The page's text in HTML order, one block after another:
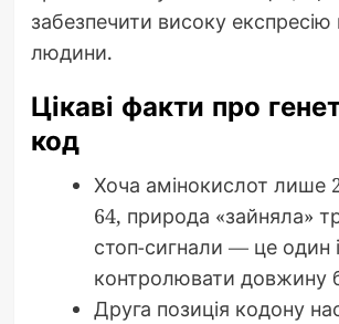
забезпечити високу експресію
людини.
Цікаві факти про
код
Хоча амінокислот лише
64, природа «зайняла»
стоп-сигнали — це один
контролювати довжину
Друга позиція кодону